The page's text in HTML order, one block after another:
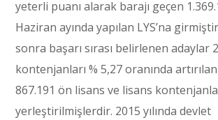
yeterli puanı alarak barajı geçen
Haziran ayında yapılan LYS’na
sonra başarı sırası belirlenen adaylar
kontenjanları % 5,27 oranında
867.191 ön lisans ve lisans
yerleştirilmişlerdir. 2015 yılında devlet